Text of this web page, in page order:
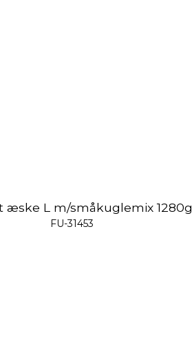
æske L m/småkuglemix 1280g
FU-31453